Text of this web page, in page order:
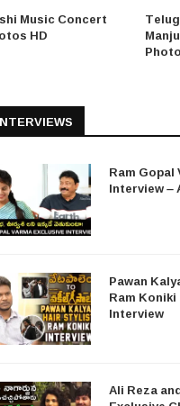
Music Concert
HD
Ram
Interview –
Pawan
Ram
Interview
Ali Reza